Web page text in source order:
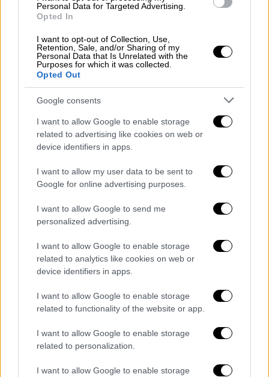
Personal Data for Targeted Advertising.
Opted In
I want to opt-out of Collection, Use,
Retention, Sale, and/or Sharing of my
Personal Data that Is Unrelated with the
Purposes for which it was collected.
Opted Out
Google consents
I want to allow Google to enable storage
related to advertising like cookies on web or
device identifiers in apps.
I want to allow my user data to be sent to
Google for online advertising purposes.
I want to allow Google to send me
personalized advertising.
I want to allow Google to enable storage
related to analytics like cookies on web or
device identifiers in apps.
I want to allow Google to enable storage
related to functionality of the website or app.
I want to allow Google to enable storage
related to personalization.
I want to allow Google to enable storage
Παναθηναϊκός έγινε πολύ πιο επιθετικός και
πρώτη καλή ευκαιρία του στο 53' με σουτ
του Βέρμπιτς, ο οποίος στο 58' είχε άλλη μια
απειλητική προσπάθεια με κεφαλιά.
Το 1-1 του Ιωαννίδη
Οι δύο προπονητές προσπάθησαν να...
ανακατέψουν την τράπουλα μετά το 55'
Ρουμπέν με τον Βαγιαννίδη βάζοντας τον
Κώτσιρα στη θέση του αμυντικού μέσου (!), ο
δε Καρβαλιάλ χρησιμοποίησε Ποντένσε,
Καμαρά και Κίνι. Εν τέλει δικαιώθηκε ο
ομάδα του βρήκε το γκολ της ισοφάρισης (1-
1) με κεφαλιά του Ιωαννίδη από εκτέλση